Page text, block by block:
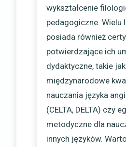
wykształcenie
pedagogiczne. Wielu
posiada również
potwierdzające ich
dydaktyczne, takie jak
międzynarodowe
nauczania języka
(CELTA, DELTA) czy
metodyczne dla
innych języków.